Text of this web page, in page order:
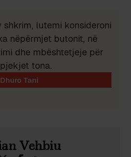
shkrim, lutemi konsideroni
nëpërmjet butonit, në
dhe mbështetjeje për
tona.
Vehbiu